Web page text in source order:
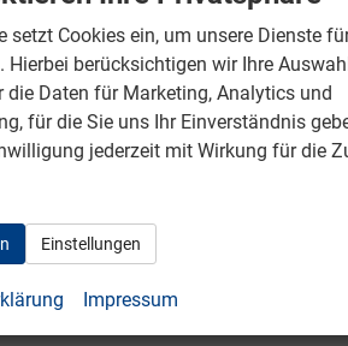
abblendbar, in Wagenfarbe, Blinker
setzt Cookies ein, um unsere Dienste
Hierbei berücksichtigen wir Ihre
die Daten für Marketing, Analytics und
für die Sie uns Ihr Einverständnis
jederzeit mit Wirkung für die
Einstellungen
Impressum